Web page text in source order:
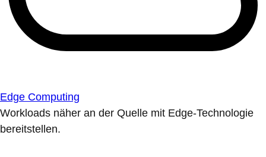
Edge Computing
Workloads näher an der Quelle mit Edge-Technologie
bereitstellen.